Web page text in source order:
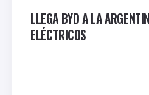
LLEGA BYD A LA
ELÉCTRICOS